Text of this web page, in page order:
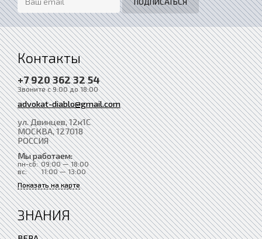
Контакты
+7 920 362 32 54
Звоните с 9:00 до 18:00
advokat-diablo@gmail.com
ул. Двинцев, 12к1С
МОСКВА, 127018
РОССИЯ
Мы работаем:
пн-сб: 09:00 — 18:00
вс:
11:00 — 13:00
Показать на карте
ЗНАНИЯ